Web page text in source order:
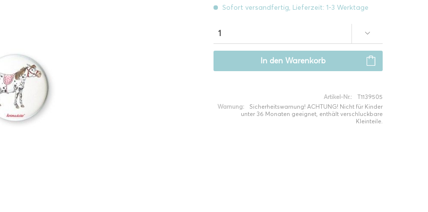
Sofort versandfertig, Lieferzeit: 1-3 Werktage
In den Warenkorb
Artikel-Nr.:
T1139505
Warnung:
Sicherheitswarnung! ACHTUNG! Nicht für Kinder
unter 36 Monaten geeignet, enthält verschluckbare
Kleinteile.